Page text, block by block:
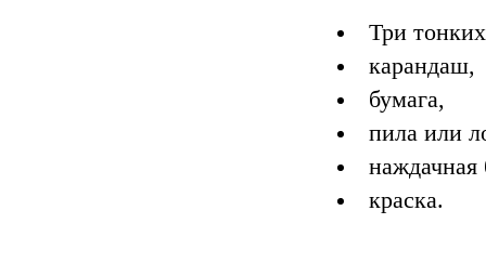
Три
карандаш,
бумага,
пила или
наждачная
краска.